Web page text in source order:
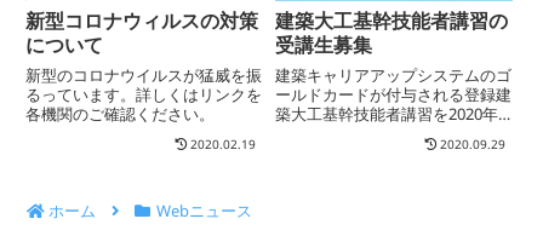
新型コロナウィルスの対策
について
新型のコロナウイルスが猛威を振
るっています。詳しくはリンクを
各機関のご確認ください。
2020.02.19
建築大工基幹技能者講習の
受講生募集
建築キャリアアップシステムのゴ
ールドカードが付与される登録建
築大工基幹技能者講習を2020年
12月に開催いたします。
2020.09.29
ホーム Webニュース